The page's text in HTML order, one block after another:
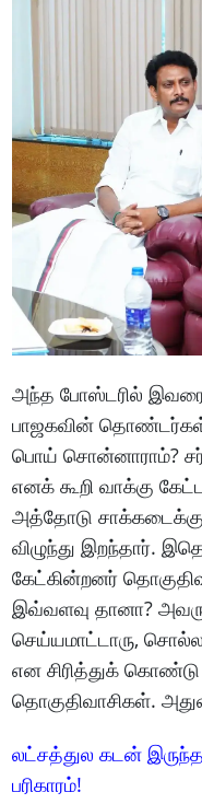
அந்த போஸ்டரில்
பாஜகவின் தொண்டர்கள்
பொய் சொன்னாராம்?
எனக் கூறி வாக்கு
அத்தோடு
விழுந்து இறந்தார்.
கேட்கின்றனர்
இவ்வளவு தானா?
செய்யமாட்டாரு,
என சிரித்துக்
தொகுதிவாசிகள்.
லட்சத்துல கடன்
பரிகாரம்!